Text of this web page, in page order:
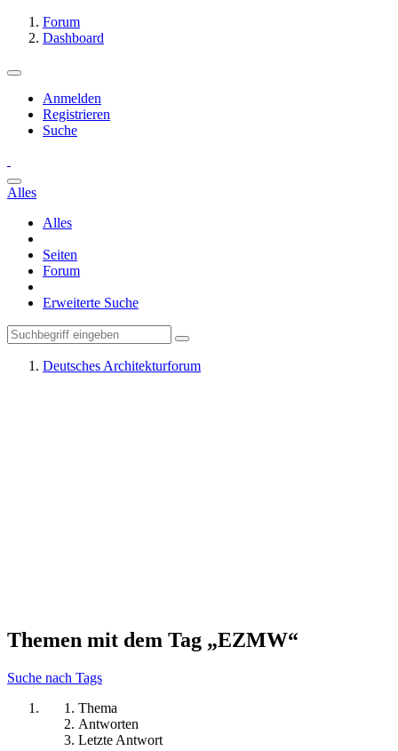
Forum
Dashboard
Anmelden
Registrieren
Suche
Alles
Alles
Seiten
Forum
Erweiterte Suche
Deutsches Architekturforum
Themen mit dem Tag „EZMW“
Suche nach Tags
Thema
Antworten
Letzte Antwort